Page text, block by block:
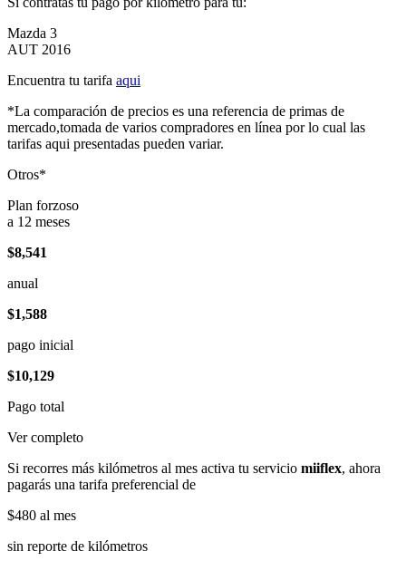
Mazda 3
AUT 2016
Encuentra tu tarifa aqui
*La comparación de precios es una referencia de primas de
mercado,tomada de varios compradores en línea por lo cual las
tarifas aqui presentadas pueden variar.
Otros*
Plan forzoso
a 12 meses
$8,541
anual
$1,588
pago inicial
$10,129
Pago total
Ver completo
Si recorres más kilómetros al mes activa tu servicio miiflex, ahora
pagarás una tarifa preferencial de
$480 al mes
sin reporte de kilómetros